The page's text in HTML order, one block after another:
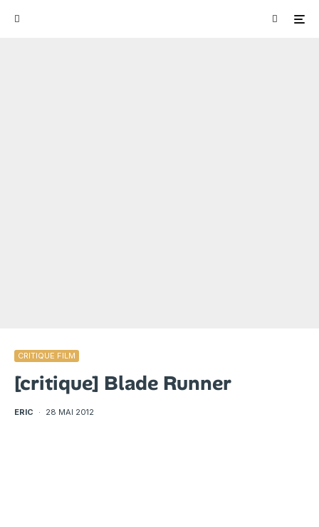
CRITIQUE FILM
[critique] Blade Runner
ERIC · 28 MAI 2012